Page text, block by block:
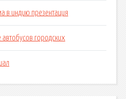
в индию презентация
городских